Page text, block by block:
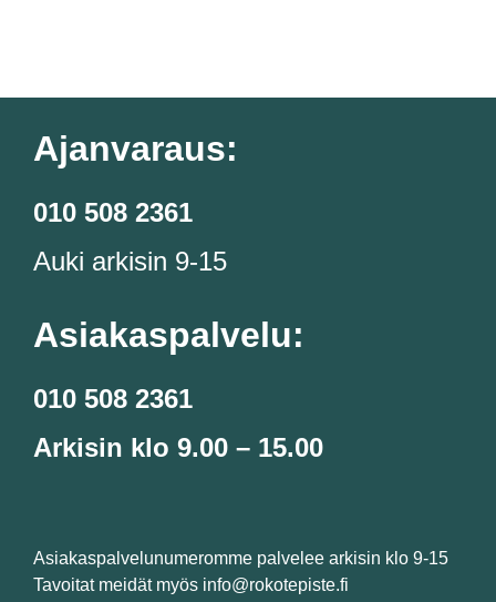
Ajanvaraus:
010 508 2361
Auki arkisin 9-15
Asiakaspalvelu:
010 508 2361
Arkisin klo 9.00 – 15.00
Asiakaspalvelunumeromme palvelee arkisin klo 9-15
Tavoitat meidät myös info@rokotepiste.fi